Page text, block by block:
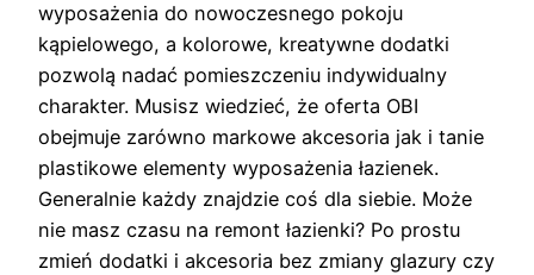
wyposażenia do nowoczesnego pokoju
kąpielowego, a kolorowe, kreatywne dodatki
pozwolą nadać pomieszczeniu indywidualny
charakter. Musisz wiedzieć, że oferta OBI
obejmuje zarówno markowe akcesoria jak i tanie
plastikowe elementy wyposażenia łazienek.
Generalnie każdy znajdzie coś dla siebie. Może
nie masz czasu na remont łazienki? Po prostu
zmień dodatki i akcesoria bez zmiany glazury czy